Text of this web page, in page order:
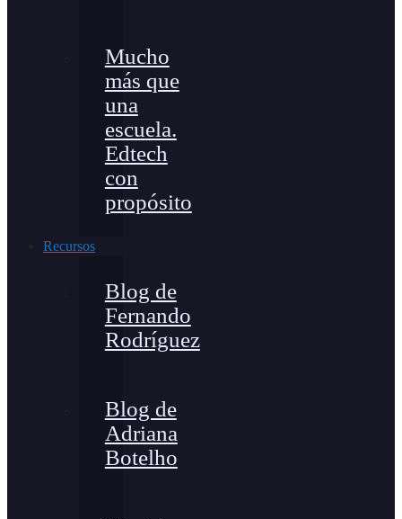
Mucho
más que
una
escuela.
Edtech
con
propósito
Recursos
Blog de
Fernando
Rodríguez
Blog de
Adriana
Botelho